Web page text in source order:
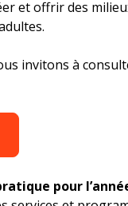
et offrir des
invitons à
pour